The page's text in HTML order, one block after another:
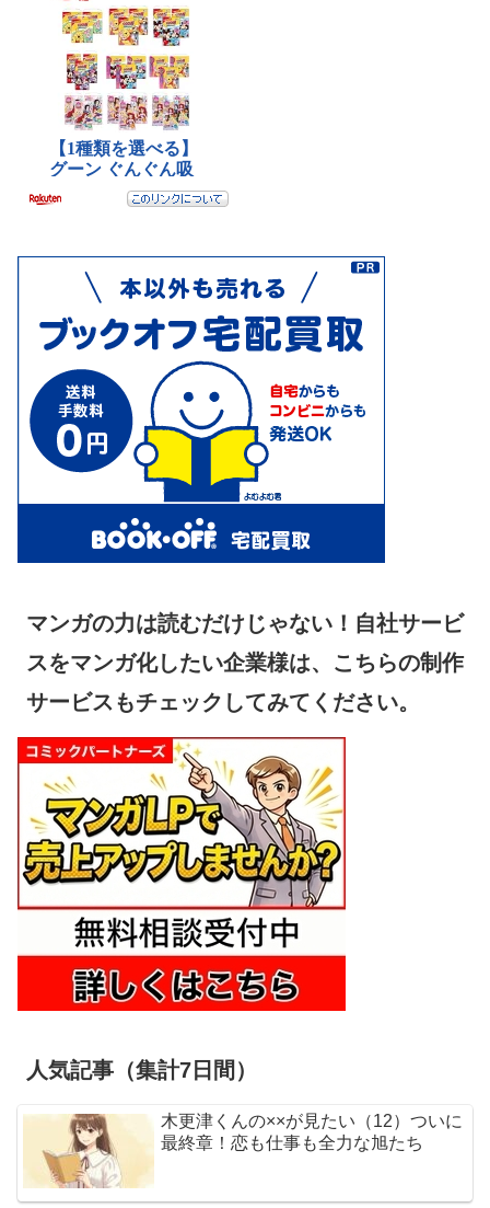
マンガの力は読むだけじゃない！自社サービ
スをマンガ化したい企業様は、こちらの制作
サービスもチェックしてみてください。
人気記事（集計7日間）
木更津くんの××が見たい（12）ついに
最終章！恋も仕事も全力な旭たち